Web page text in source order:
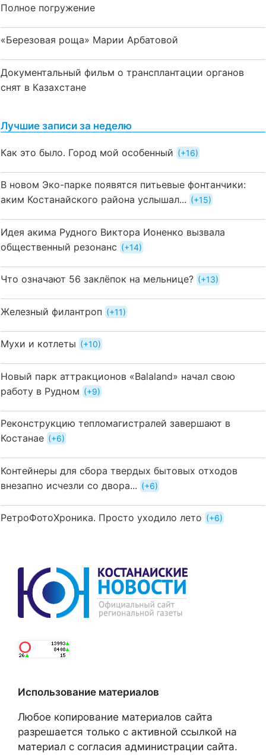
Полное погружение
«Березовая роща» Марии Арбатовой
Документальный фильм о трансплантации органов
снят в Казахстане
Лучшие записи за неделю
Как это было. Город мой особенный +16
В новом Эко-парке появятся питьевые фонтанчики:
аким Костанайского района услышал...
+15
Идея акима Рудного Виктора Ионенко вызвала
общественный резонанс
+14
Что означают 56 заклёпок на мельнице? +13
Железный филантроп +11
Мухи и котлеты +10
Новый парк аттракционов «Balaland» начал свою
работу в Рудном
+9
Реконструкцию тепломагистралей завершают в
Костанае
+6
Контейнеры для сбора твердых бытовых отходов
внезапно исчезли со двора...
+6
РетроФотоХроника. Просто уходило лето +6
Использование материалов
Любое копирование материалов сайта
разрешается только с активной ссылкой на
материал с согласия администрации сайта.